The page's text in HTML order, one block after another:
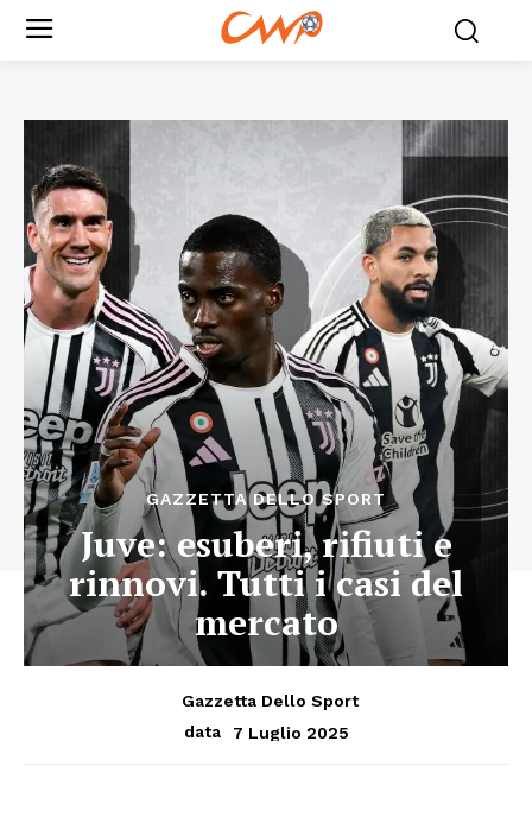
GAZZETTA DELLO SPORT
Juve: esuberi, rifiuti e
rinnovi. Tutti i casi del
mercato
Gazzetta Dello Sport
data
7 Luglio 2025